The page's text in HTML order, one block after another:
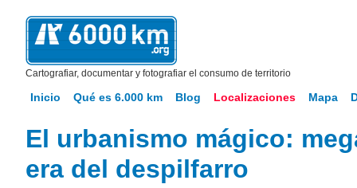
Cartografiar, documentar y fotografiar el consumo de territorio
Inicio Qué es 6.000 km Blog Localizaciones Mapa
El urbanismo mágico:
era del despilfarro